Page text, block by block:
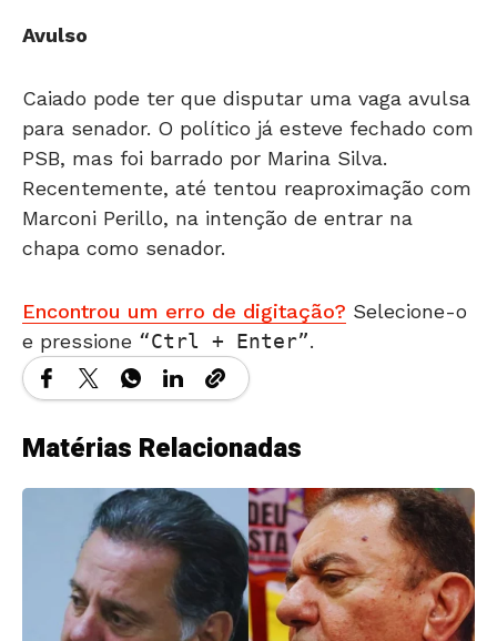
Avulso
Caiado pode ter que disputar uma vaga avulsa
para senador. O político já esteve fechado com
PSB, mas foi barrado por Marina Silva.
Recentemente, até tentou reaproximação com
Marconi Perillo, na intenção de entrar na
chapa como senador.
Encontrou um erro de digitação? Selecione-o
e pressione
Ctrl + Enter .
Matérias Relacionadas